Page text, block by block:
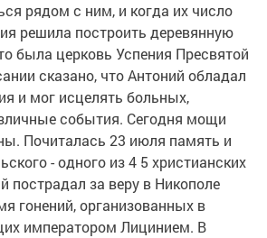
рядом с ним, и когда их число
решила построить деревянную
была церковь Успения Пресвятой
сказано, что Антоний обладал
и мог исцелять больных,
события. Сегодня мощи
Почиталась 23 июля память и
- одного из 4 5 христианских
пострадал за веру в Никополе
гонений, организованных в
императором Лицинием. В